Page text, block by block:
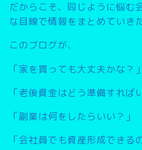
だからこそ、同じように悩む
な目線で情報をまとめていき
このブログが、
「家を買っても大丈夫かな？」
「老後資金はどう準備すれば
「副業は何をしたらいい？」
「会社員でも資産形成できる